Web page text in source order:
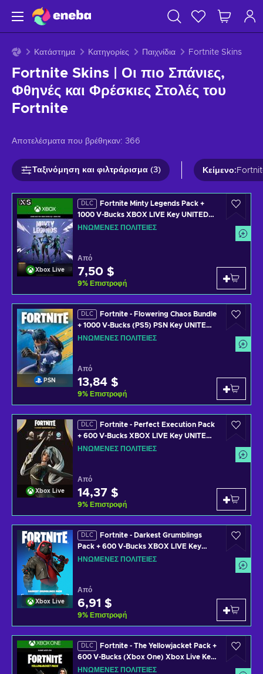
Κατάστημα Κατηγορίες Παιχνίδια Fortnite Skins
Fortnite Skins | Οι πιο Σπάνιες,
Φθηνές και Φρέσκιες Στολές του
Fortnite
Αποτελέσματα που βρέθηκαν: 366
Ταξινόμηση και φιλτράρισμα (3) Κείμενο:
Xbox Live
DLC
Fortnite Minty Legends Pack +
1000 V-Bucks XBOX LIVE Key UNITED
STATES
ΗΝΩΜΈΝΕΣ ΠΟΛΙΤΕΊΕΣ
Από
7,50 $
9% Επιστροφή
PSN
DLC
Fortnite - Flowering Chaos Bundle
+ 1000 V-Bucks (PS5) PSN Key UNITED
STATES
ΗΝΩΜΈΝΕΣ ΠΟΛΙΤΕΊΕΣ
Από
13,84 $
9% Επιστροφή
Xbox Live
DLC
Fortnite - Perfect Execution Pack
+ 600 V-Bucks XBOX LIVE Key UNITED
STATES
ΗΝΩΜΈΝΕΣ ΠΟΛΙΤΕΊΕΣ
Από
14,37 $
9% Επιστροφή
Xbox Live
DLC
Fortnite - Darkest Grumblings
Pack + 600 V-Bucks XBOX LIVE Key
UNITED STATES
ΗΝΩΜΈΝΕΣ ΠΟΛΙΤΕΊΕΣ
Από
6,91 $
9% Επιστροφή
DLC
Fortnite - The Yellowjacket Pack +
600 V-Bucks (Xbox One) Xbox Live Key
UNITED STATES
ΗΝΩΜΈΝΕΣ ΠΟΛΙΤΕΊΕΣ